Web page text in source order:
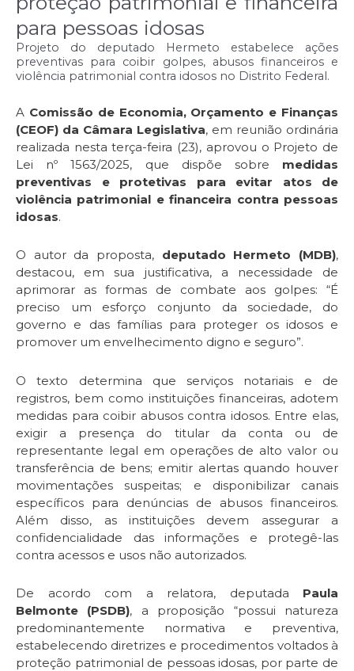
para pessoas idosas
Projeto do deputado Hermeto estabelece ações
preventivas para coibir golpes, abusos financeiros e
violência patrimonial contra idosos no Distrito Federal.
A Comissão de Economia, Orçamento e Finanças
(CEOF) da Câmara Legislativa, em reunião ordinária
realizada nesta terça-feira (23), aprovou o Projeto de
Lei nº 1563/2025, que dispõe sobre medidas
preventivas e protetivas para evitar atos de
violência patrimonial e financeira contra pessoas
idosas.
O autor da proposta, deputado Hermeto (MDB),
destacou, em sua justificativa, a necessidade de
aprimorar as formas de combate aos golpes: “É
preciso um esforço conjunto da sociedade, do
governo e das famílias para proteger os idosos e
promover um envelhecimento digno e seguro”.
O texto determina que serviços notariais e de
registros, bem como instituições financeiras, adotem
medidas para coibir abusos contra idosos. Entre elas,
exigir a presença do titular da conta ou de
representante legal em operações de alto valor ou
transferência de bens; emitir alertas quando houver
movimentações suspeitas; e disponibilizar canais
específicos para denúncias de abusos financeiros.
Além disso, as instituições devem assegurar a
confidencialidade das informações e protegê-las
contra acessos e usos não autorizados.
De acordo com a relatora, deputada Paula
Belmonte (PSDB), a proposição “possui natureza
predominantemente normativa e preventiva,
estabelecendo diretrizes e procedimentos voltados à
proteção patrimonial de pessoas idosas, por parte de